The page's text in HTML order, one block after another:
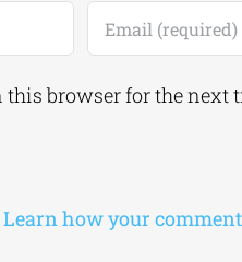
browser for the next
Learn how your